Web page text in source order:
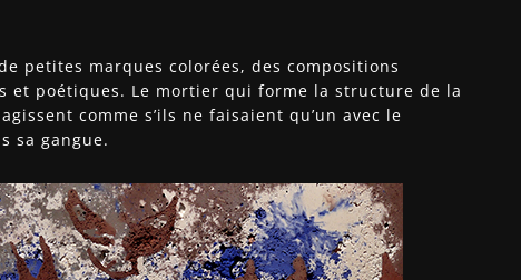
petites marques colorées, des compositions
et poétiques. Le mortier qui forme la structure de la
comme s’ils ne faisaient qu’un avec le
sa gangue.